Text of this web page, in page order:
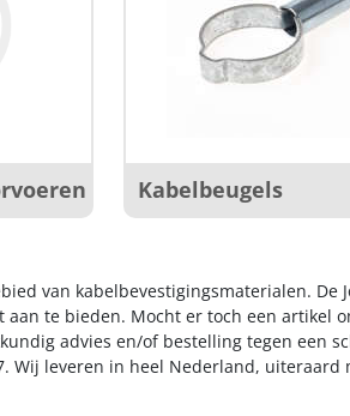
Kabelbeugels
van kabelbevestigingsmaterialen. De
aan te bieden. Mocht er toch een
advies en/of bestelling tegen een
Wij leveren in heel Nederland,